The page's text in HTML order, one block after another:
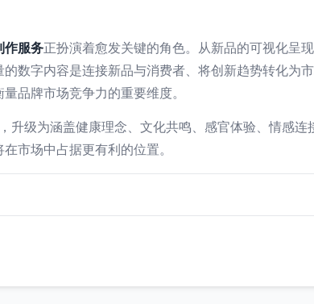
作服务正扮演着愈发关键的角色。从新品的可视化呈
数字内容是连接新品与消费者、将创新趋势转化为
品牌市场竞争力的重要维度。
级为涵盖健康理念、文化共鸣、感官体验、情感
市场中占据更有利的位置。